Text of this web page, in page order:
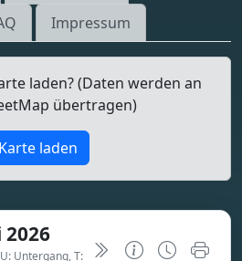
Impressum
laden? (Daten werden an
übertragen)
Karte laden
2026
Untergang, T: